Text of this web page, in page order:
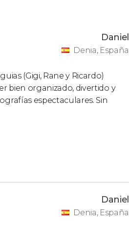
Daniel
Denia, España
(Gigi, Rane y Ricardo)
bien organizado, divertido y
espectaculares. Sin
Daniel
Denia, España